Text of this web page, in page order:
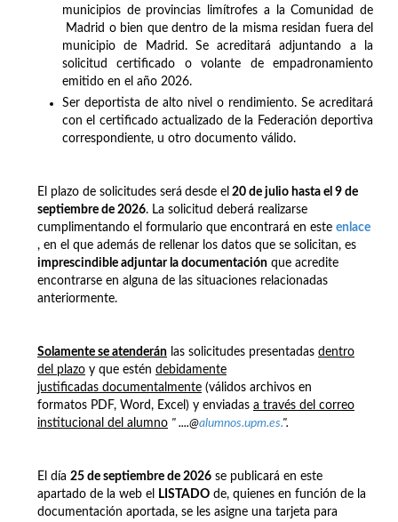
municipios de provincias limítrofes a la Comunidad de
Madrid o bien que dentro de la misma residan fuera del
municipio de Madrid. Se acreditará adjuntando a la
solicitud certificado o volante de empadronamiento
emitido en el año 2026.
Ser deportista de alto nivel o rendimiento. Se acreditará
con el certificado actualizado de la Federación deportiva
correspondiente, u otro documento válido.
El plazo de solicitudes será desde el 20 de julio hasta el 9 de
septiembre de 2026. La solicitud deberá realizarse
cumplimentando el formulario que encontrará en este enlace
, en el que además de rellenar los datos que se solicitan, es
imprescindible adjuntar la documentación que acredite
encontrarse en alguna de las situaciones relacionadas
anteriormente.
Solamente se atenderán las solicitudes presentadas dentro
del plazo y que estén debidamente
justificadas documentalmente (válidos archivos en
formatos PDF, Word, Excel) y enviadas a través del correo
institucional del alumno " ....@alumnos.upm.es.".
El día 25 de septiembre de 2026 se publicará en este
apartado de la web el
LISTADO de, quienes en función de la
documentación aportada, se les asigne una tarjeta para